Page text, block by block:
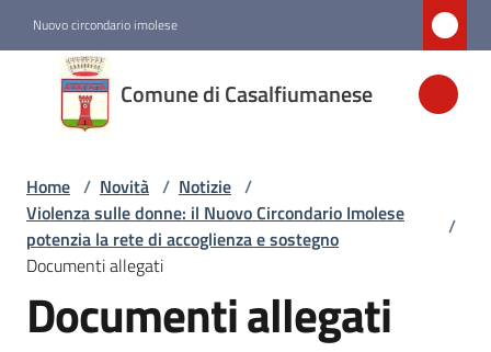
Nuovo circondario imolese
Comune di Casalfiumanese
Comune di
Casalfiumanese
Amministrazione
Novità
Home / Novità / Notizie /
Violenza sulle donne: il Nuovo Circondario Imolese
potenzia la rete di accoglienza e sostegno
/
Documenti allegati
Documenti allegati